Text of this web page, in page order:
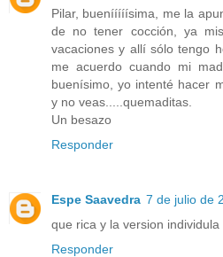
Pilar, buenííííísima, me la
de no tener cocción, ya
vacaciones y allí sólo tengo
me acuerdo cuando mi
buenísimo, yo intenté hacer
y no veas.....quemaditas.
Un besazo
Responder
Espe Saavedra 7 de julio de
que rica y la version
Responder